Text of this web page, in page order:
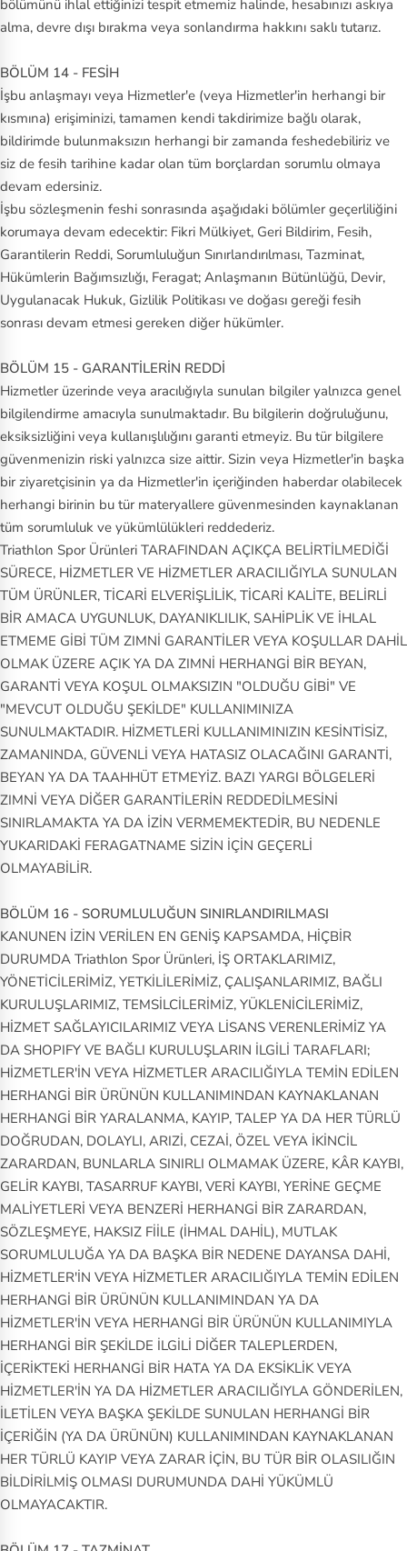
bölümünü ihlal ettiğinizi tespit etmemiz halinde, hesabınızı askıya
alma, devre dışı bırakma veya sonlandırma hakkını saklı tutarız.
BÖLÜM 14 - FESİH
İşbu anlaşmayı veya Hizmetler'e (veya Hizmetler'in herhangi bir
kısmına) erişiminizi, tamamen kendi takdirimize bağlı olarak,
bildirimde bulunmaksızın herhangi bir zamanda feshedebiliriz ve
siz de fesih tarihine kadar olan tüm borçlardan sorumlu olmaya
devam edersiniz.
İşbu sözleşmenin feshi sonrasında aşağıdaki bölümler geçerliliğini
korumaya devam edecektir: Fikri Mülkiyet, Geri Bildirim, Fesih,
Garantilerin Reddi, Sorumluluğun Sınırlandırılması, Tazminat,
Hükümlerin Bağımsızlığı, Feragat; Anlaşmanın Bütünlüğü, Devir,
Uygulanacak Hukuk, Gizlilik Politikası ve doğası gereği fesih
sonrası devam etmesi gereken diğer hükümler.
BÖLÜM 15 - GARANTİLERİN REDDİ
Hizmetler üzerinde veya aracılığıyla sunulan bilgiler yalnızca genel
bilgilendirme amacıyla sunulmaktadır. Bu bilgilerin doğruluğunu,
eksiksizliğini veya kullanışlılığını garanti etmeyiz. Bu tür bilgilere
güvenmenizin riski yalnızca size aittir. Sizin veya Hizmetler'in başka
bir ziyaretçisinin ya da Hizmetler'in içeriğinden haberdar olabilecek
herhangi birinin bu tür materyallere güvenmesinden kaynaklanan
tüm sorumluluk ve yükümlülükleri reddederiz.
Triathlon Spor Ürünleri TARAFINDAN AÇIKÇA BELİRTİLMEDİĞİ
SÜRECE, HİZMETLER VE HİZMETLER ARACILIĞIYLA SUNULAN
TÜM ÜRÜNLER, TİCARİ ELVERİŞLİLİK, TİCARİ KALİTE, BELİRLİ
BİR AMACA UYGUNLUK, DAYANIKLILIK, SAHİPLİK VE İHLAL
ETMEME GİBİ TÜM ZIMNİ GARANTİLER VEYA KOŞULLAR DAHİL
OLMAK ÜZERE AÇIK YA DA ZIMNİ HERHANGİ BİR BEYAN,
GARANTİ VEYA KOŞUL OLMAKSIZIN "OLDUĞU GİBİ" VE
"MEVCUT OLDUĞU ŞEKİLDE" KULLANIMINIZA
SUNULMAKTADIR. HİZMETLERİ KULLANIMINIZIN KESİNTİSİZ,
ZAMANINDA, GÜVENLİ VEYA HATASIZ OLACAĞINI GARANTİ,
BEYAN YA DA TAAHHÜT ETMEYİZ. BAZI YARGI BÖLGELERİ
ZIMNİ VEYA DİĞER GARANTİLERİN REDDEDİLMESİNİ
SINIRLAMAKTA YA DA İZİN VERMEMEKTEDİR, BU NEDENLE
YUKARIDAKİ FERAGATNAME SİZİN İÇİN GEÇERLİ
OLMAYABİLİR.
BÖLÜM 16 - SORUMLULUĞUN SINIRLANDIRILMASI
KANUNEN İZİN VERİLEN EN GENİŞ KAPSAMDA, HİÇBİR
DURUMDA Triathlon Spor Ürünleri, İŞ ORTAKLARIMIZ,
YÖNETİCİLERİMİZ, YETKİLİLERİMİZ, ÇALIŞANLARIMIZ, BAĞLI
KURULUŞLARIMIZ, TEMSİLCİLERİMİZ, YÜKLENİCİLERİMİZ,
HİZMET SAĞLAYICILARIMIZ VEYA LİSANS VERENLERİMİZ YA
DA SHOPIFY VE BAĞLI KURULUŞLARIN İLGİLİ TARAFLARI;
HİZMETLER'İN VEYA HİZMETLER ARACILIĞIYLA TEMİN EDİLEN
HERHANGİ BİR ÜRÜNÜN KULLANIMINDAN KAYNAKLANAN
HERHANGİ BİR YARALANMA, KAYIP, TALEP YA DA HER TÜRLÜ
DOĞRUDAN, DOLAYLI, ARIZİ, CEZAİ, ÖZEL VEYA İKİNCİL
ZARARDAN, BUNLARLA SINIRLI OLMAMAK ÜZERE, KÂR KAYBI,
GELİR KAYBI, TASARRUF KAYBI, VERİ KAYBI, YERİNE GEÇME
MALİYETLERİ VEYA BENZERİ HERHANGİ BİR ZARARDAN,
SÖZLEŞMEYE, HAKSIZ FİİLE (İHMAL DAHİL), MUTLAK
SORUMLULUĞA YA DA BAŞKA BİR NEDENE DAYANSA DAHİ,
HİZMETLER'İN VEYA HİZMETLER ARACILIĞIYLA TEMİN EDİLEN
HERHANGİ BİR ÜRÜNÜN KULLANIMINDAN YA DA
HİZMETLER'İN VEYA HERHANGİ BİR ÜRÜNÜN KULLANIMIYLA
HERHANGİ BİR ŞEKİLDE İLGİLİ DİĞER TALEPLERDEN,
İÇERİKTEKİ HERHANGİ BİR HATA YA DA EKSİKLİK VEYA
HİZMETLER'İN YA DA HİZMETLER ARACILIĞIYLA GÖNDERİLEN,
İLETİLEN VEYA BAŞKA ŞEKİLDE SUNULAN HERHANGİ BİR
İÇERİĞİN (YA DA ÜRÜNÜN) KULLANIMINDAN KAYNAKLANAN
HER TÜRLÜ KAYIP VEYA ZARAR İÇİN, BU TÜR BİR OLASILIĞIN
BİLDİRİLMİŞ OLMASI DURUMUNDA DAHİ YÜKÜMLÜ
OLMAYACAKTIR.